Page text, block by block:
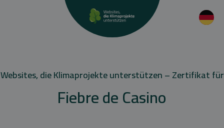
Websites, die Klimaprojekte unterstützen – Zertifikat für
Fiebre de Casino